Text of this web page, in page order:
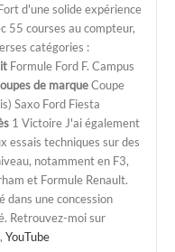
d'une solide expérience
55 courses au compteur,
catégories :
Formule Ford F. Campus
de marqueCoupe
Saxo Ford Fiesta
1 Victoire J'ai également
essais techniques sur des
notamment en F3,
et Formule Renault.
dans une concession
Retrouvez-moi sur
, YouTube